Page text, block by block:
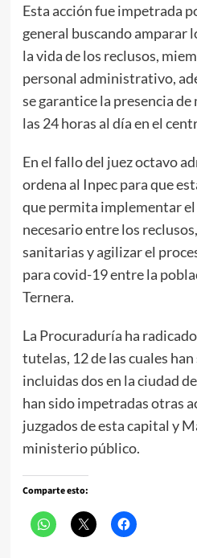
Esta acción fue impetrada
general buscando amparar
la vida de los reclusos,
personal administrativo,
se garantice la presencia
las 24 horas al día en el
En el fallo del juez octavo
ordena al Inpec para que
que permita implementar
necesario entre los
sanitarias y agilizar el
para covid-19 entre la
Ternera.
La Procuraduría ha
tutelas, 12 de las cuales
incluidas dos en la ciudad
han sido impetradas otras
juzgados de esta capital y
ministerio público.
Comparte esto: